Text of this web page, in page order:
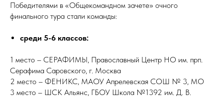
Победителями в «Общекомандном зачете» очного
финального тура стали команды:
среди 5-6 классов:
1 место – СЕРАФИМЫ, Православный Центр НО им. прп.
Серафима Саровского, г. Москва
2 место – ФЕНИКС, МАОУ Апрелевская СОШ № 3, МО
3 место – ШСК Альянс, ГБОУ Школа №1392 им. Д. В.